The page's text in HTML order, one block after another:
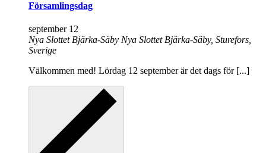
Församlingsdag
september 12
Nya Slottet Bjärka-Säby Nya Slottet Bjärka-Säby, Sturefors,
Sverige
Välkommen med! Lördag 12 september är det dags för [...]